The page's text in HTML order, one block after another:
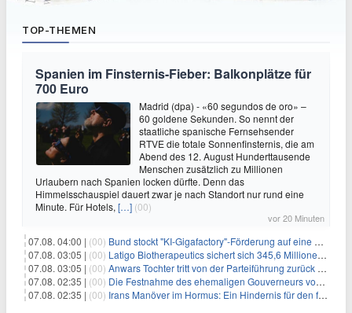
TOP-THEMEN
Spanien im Finsternis-Fieber: Balkonplätze für
700 Euro
Madrid (dpa) - «60 segundos de oro» –
60 goldene Sekunden. So nennt der
staatliche spanische Fernsehsender
RTVE die totale Sonnenfinsternis, die am
Abend des 12. August Hunderttausende
Menschen zusätzlich zu Millionen
Urlaubern nach Spanien locken dürfte. Denn das
Himmelsschauspiel dauert zwar je nach Standort nur rund eine
Minute. Für Hotels, […] (00)
vor 20 Minuten
07.08. 04:00 | (00) Bund stockt "KI-Gigafactory"-Förderung auf eine Milliarde Euro auf
07.08. 03:05 | (00) Latigo Biotherapeutics sichert sich 345,6 Millionen Dollar in einer erhöhten IPO und ebnet den Weg für nicht-opioide Schmerztherapie
07.08. 03:05 | (00) Anwars Tochter tritt von der Parteiführung zurück und hebt politische Turbulenzen hervor
07.08. 02:35 | (00) Die Festnahme des ehemaligen Gouverneurs von Mexiko hebt die anhaltenden Herausforderungen in der Governance und im Geschäftsumfeld hervor
07.08. 02:35 | (00) Irans Manöver im Hormus: Ein Hindernis für den freien Handel und das Investorenvertrauen